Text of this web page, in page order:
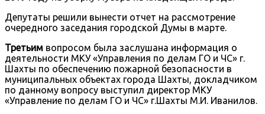
Депутаты решили вынести отчет на рассмотрение
очередного заседания городской Думы в марте.
Третьим вопросом была заслушана информация о
деятельности МКУ «Управления по делам ГО и ЧС» г.
Шахты по обеспечению пожарной безопасности в
муниципальных объектах города Шахты, докладчиком
по данному вопросу выступил директор МКУ
«Управление по делам ГО и ЧС» г.Шахты М.И. Иванилов.